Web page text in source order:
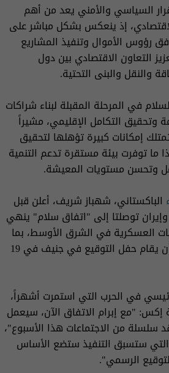
السياسي والأمني يعد من أهم
إذ ينعكس بشكل مباشر على
رؤوس الأموال وتنفيذ المشاريع
التعاون الاقتصادي بين دول
والنقل والبنى التحتية.
في المرحلة المقبلة لبناء شراكات
وتحقيق التكامل الإقليمي، مشيراً
إمكانات كبيرة تؤهلها لتحقيق
ما توفرت بيئة مستقرة تدعم التنمية
وتحسن مستويات المعيشة.
الباكستاني، شهباز شريف، أعلن قبل
وإيران توصلتا إلى "اتفاق سلام" ينهي
العسكرية في الشرق الأوسط، بما
، على أن يقام حفل التوقيع في جنيف في 19
في الحرب التي استمرت أشهراً،
"مع إبرام الاتفاق الآن، سيعمل
من الاجتماعات هذا الأسبوع"،
ستسبق التنفيذ ستضع الأساس
الرسمي".